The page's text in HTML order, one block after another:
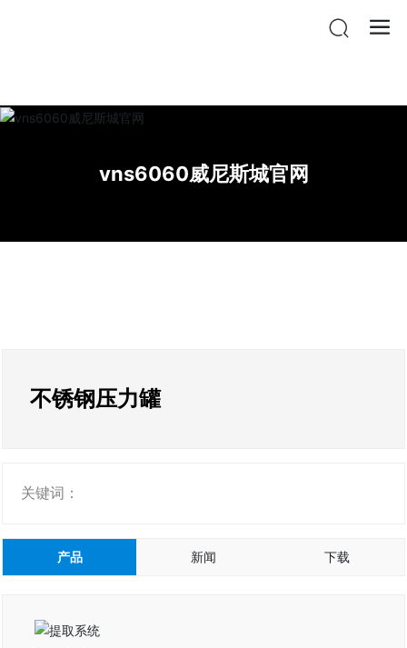
vnsr威尼斯城官网登入
vns6060威尼斯城官网
不锈钢压力罐
关键词：
产品 新闻 下载